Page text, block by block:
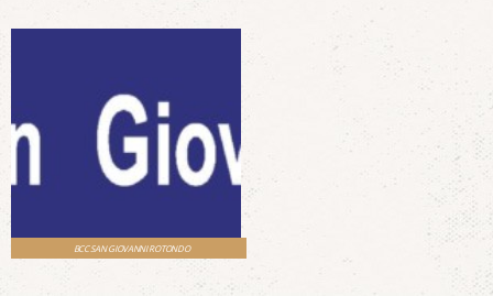
BCC SAN GIOVANNI ROTONDO